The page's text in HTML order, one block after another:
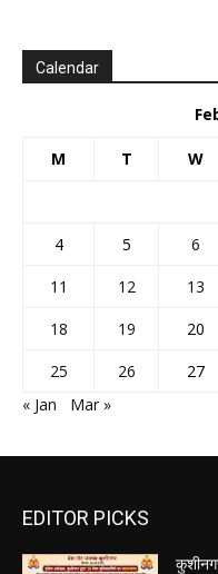
Calendar
M T W
4
5 6
11
12 13
18
19 20
25
26 27
« Jan
Mar »
EDITOR PICKS